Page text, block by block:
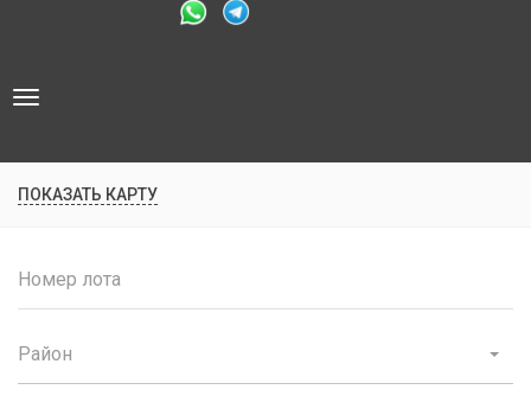
Toggle
ПОКАЗАТЬ КАРТУ
Район